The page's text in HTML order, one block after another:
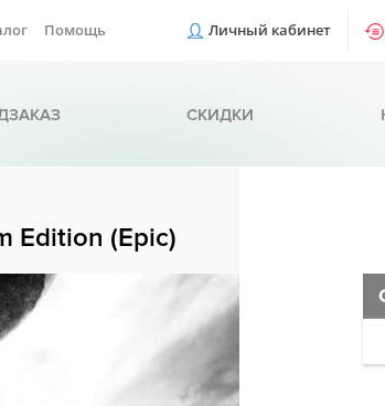
Помощь Личный кабинет
СКИДКИ
Edition (Epic)